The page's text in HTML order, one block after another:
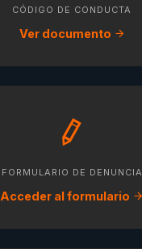
CÓDIGO DE CONDUCTA
Ver documento
FORMULARIO DE DENUNCIA
Acceder al formulario